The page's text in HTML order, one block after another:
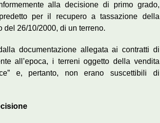
alla decisione di primo grado,
per il recupero a tassazione della
26/10/2000, di un terreno.
documentazione allegata ai contratti di
all’epoca, i terreni oggetto della vendita
e, pertanto, non erano suscettibili di